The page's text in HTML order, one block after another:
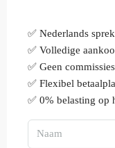
✅ Nederlands
✅ Volledige
✅ Geen
✅ Flexibel
✅ 0% belasting op